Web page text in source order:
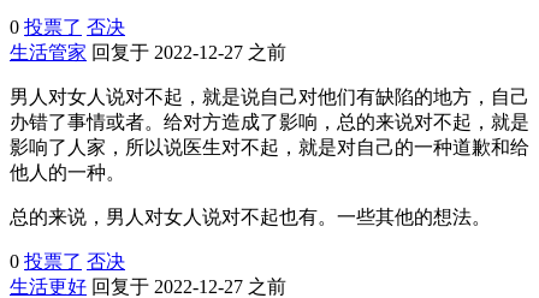
0 投票了 否决
生活管家 回复于 2022-12-27 之前
男人对女人说对不起，就是说自己对他们有缺陷的地方，自己
办错了事情或者。给对方造成了影响，总的来说对不起，就是
影响了人家，所以说医生对不起，就是对自己的一种道歉和给
他人的一种。
总的来说，男人对女人说对不起也有。一些其他的想法。
0 投票了 否决
生活更好 回复于 2022-12-27 之前